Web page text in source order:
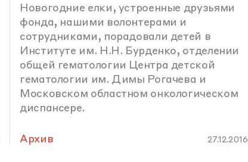
Новогодние елки, устроенные друзьями
фонда, нашими волонтерами и
сотрудниками, порадовали детей в
Институте им. Н.Н. Бурденко, отделении
общей гематологии Центра детской
гематологии им. Димы Рогачева и
Московском областном онкологическом
диспансере.
Архив 27.12.2016